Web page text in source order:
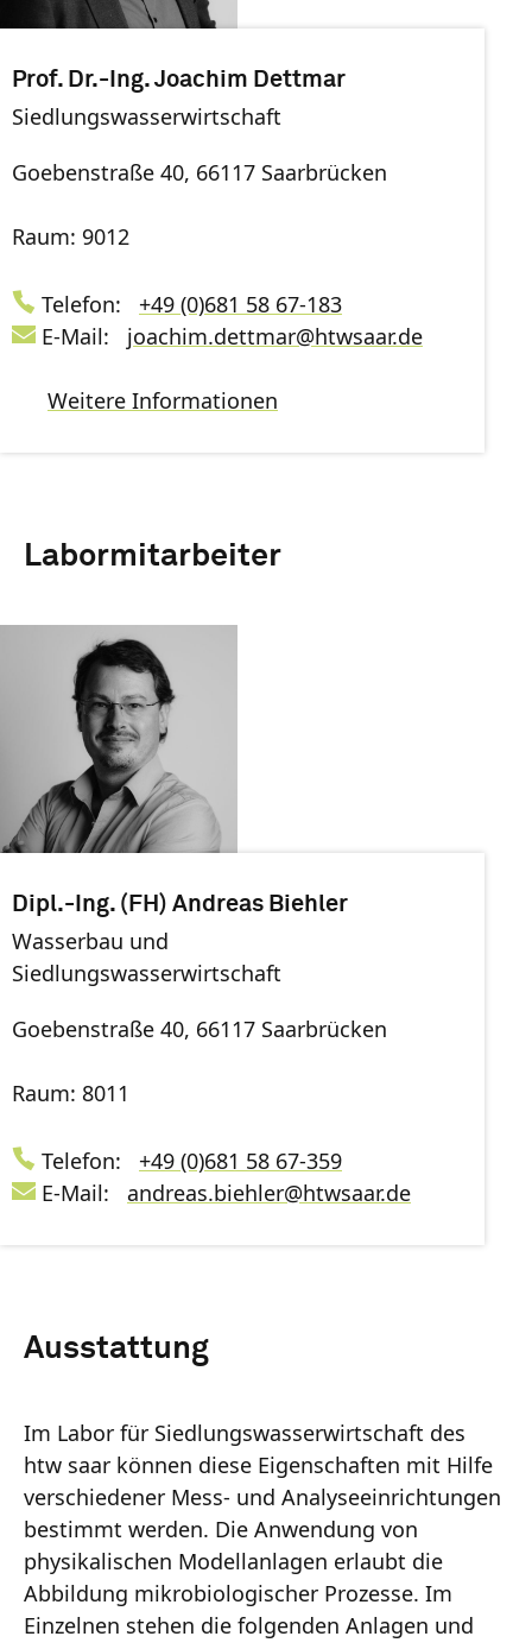
Prof. Dr.-Ing. Joachim Dettmar
Siedlungswasserwirtschaft
Goebenstraße 40, 66117 Saarbrücken
Raum: 9012
Telefon:
+49 (0)681 58 67-183
E-Mail:
joachim.dettmar@htwsaar.de
Weitere Informationen
Labormitarbeiter
Dipl.-Ing. (FH) Andreas Biehler
Wasserbau und
Siedlungswasserwirtschaft
Goebenstraße 40, 66117 Saarbrücken
Raum: 8011
Telefon:
+49 (0)681 58 67-359
E-Mail:
andreas.biehler@htwsaar.de
Ausstattung
Im Labor für Siedlungswasserwirtschaft des
htw saar können diese Eigenschaften mit Hilfe
verschiedener Mess- und Analyseeinrichtungen
bestimmt werden. Die Anwendung von
physikalischen Modellanlagen erlaubt die
Abbildung mikrobiologischer Prozesse. Im
Einzelnen stehen die folgenden Anlagen und